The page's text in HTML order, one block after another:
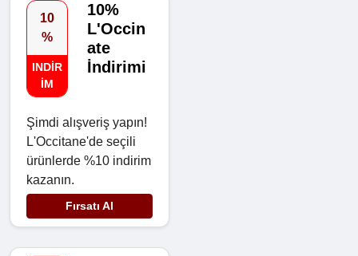
10
%
INDIR
IM
10%
L'Occin
ate
İndirimi
Şimdi alışveriş yapın!
L'Occitane'de seçili
ürünlerde %10 indirim
kazanın.
Fırsatı Al